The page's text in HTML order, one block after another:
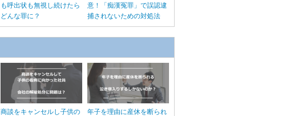
も呼出状も無視し続けたら
どんな罪に？
意！「痴漢冤罪」で誤認逮
捕されないための対処法
商談をキャンセルし子供の
年子を理由に産休を断られ